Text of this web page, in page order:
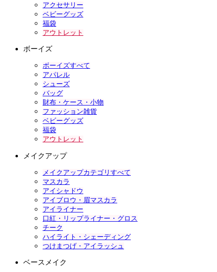
アクセサリー
ベビーグッズ
福袋
アウトレット
ボーイズ
ボーイズすべて
アパレル
シューズ
バッグ
財布・ケース・小物
ファッション雑貨
ベビーグッズ
福袋
アウトレット
メイクアップ
メイクアップカテゴリすべて
マスカラ
アイシャドウ
アイブロウ・眉マスカラ
アイライナー
口紅・リップライナー・グロス
チーク
ハイライト・シェーディング
つけまつげ・アイラッシュ
ベースメイク